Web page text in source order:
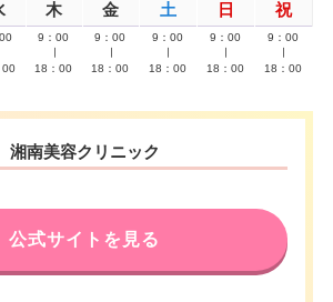
木 金 土 日 祝
00
9：00
18：00
9：00
18：00
9：00
18：00
9：00
18：00
9：00
18：00
湘南美容クリニック
公式サイトを見る